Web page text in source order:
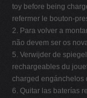
toy before being
refermer le bouton-
2. Para volver a
não devem ser os
5. Verwijder de
rechargeables du
charged engánchelos
6. Quitar las baterías